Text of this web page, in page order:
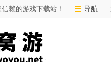
赖的游戏下载站！ 导航